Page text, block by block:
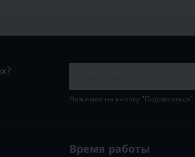
Нажимая на кнопку
Время работы